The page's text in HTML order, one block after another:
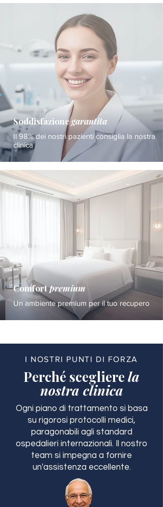
Soddisfazionegarantita
Il 98% dei nostri pazienti consiglia la nostra
clinica
Comfortpremium
Un ambiente premium per il tuo recupero
I NOSTRI PUNTI DI FORZA
Perché scegliere la
nostra clinica
Ogni piano di trattamento si basa
su rigorosi protocolli medici,
paragonabili agli standard
ospedalieri internazionali. Il nostro
team si impegna a fornire
un'assistenza eccellente.